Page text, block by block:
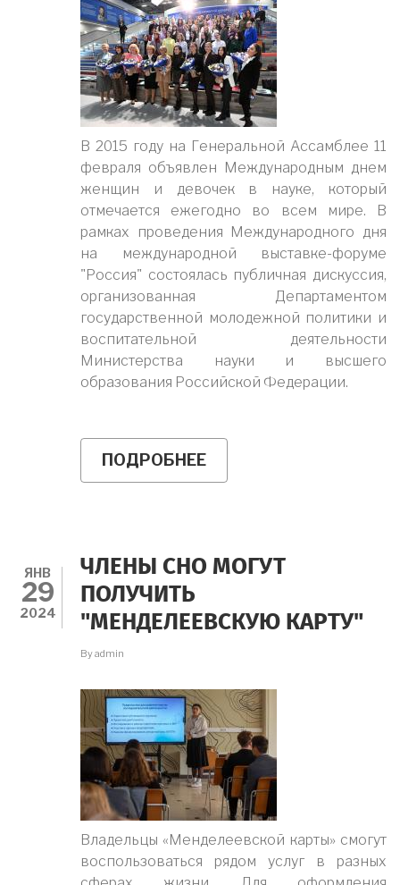
В 2015 году на Генеральной Ассамблее 11
февраля объявлен Международным днем
женщин и девочек в науке, который
отмечается ежегодно во всем мире. В
рамках проведения Международного дня
на международной выставке-форуме
"Россия" состоялась публичная дискуссия,
организованная Департаментом
государственной молодежной политики и
воспитательной деятельности
Министерства науки и высшего
образования Российской Федерации.
ПОДРОБНЕЕ
МЕЖДУНАРОДНЫЙ
В
НАУКЕ
ФЕВРАЛЯ
ЯНВ
29
2024
ЧЛЕНЫ СНО МОГУТ
ПОЛУЧИТЬ
"МЕНДЕЛЕЕВСКУЮ КАРТУ"
Byadmin
Владельцы «Менделеевской карты» смогут
воспользоваться рядом услуг в разных